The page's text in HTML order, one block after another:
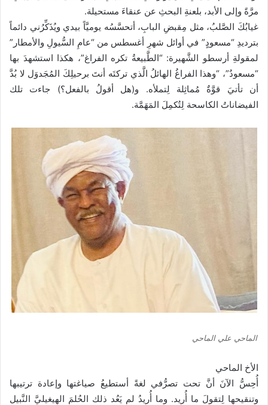
مرَّةً وإلى الأبد، بلعنةِ البحثِ عن عنقاءَ مستحيلة.
غيابُكَ الصَّلبُ، مثل مِقبضِ البابِ، أتحسَّسُه يوميَّاً بيدي ويُذَكِّرُني دائماً
بترديدِ “مسعودٍ” في أوائل شهرِ أغسطس من “عامِ السُّيولِ والأمطار”
لمقولةِ أرسطو الشَّهيرة: “الطَّبيعةُ تكره الفراغ”، هكذا استشهدَ بها
“مسعودٌ”، “وهذا الفراغُ الهائلُ الَّذي تركتَه أنتَ برحيلِكَ المُجَدوَل لا بُدَّ
أن تأتيَ قوَّةٌ مُماثِلة لِتملأه. و(هل أقولُ بالفعل؟) جاءت تلك
الفيضاناتُ الكاسحة لِتُكمِلَ المَهَمَّة.
الماحي علي الماحي
الأخ الماحي
أُحِسُّ الآنَ أنَّ تحت تصرُّفي لغةً أستطيعُ صياغتها وإعادة ترتيبها
وتنقيحها لِتقولَ ما أُريد. وما أُريدُ لم يَعُد ذلك الحُلمَ الهيغيليَّ النَّبيل